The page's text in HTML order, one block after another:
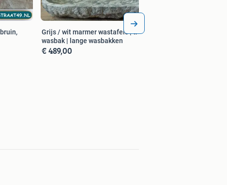
Grijs / wit marmer wastafels | trog
wasbak | lange wasbakken
€ 489,00